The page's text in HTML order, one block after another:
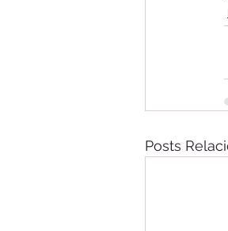
Posts